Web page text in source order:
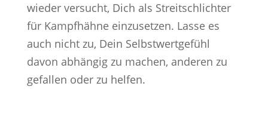
wieder versucht, Dich als Streitschlichter
für Kampfhähne einzusetzen. Lasse es
auch nicht zu, Dein Selbstwertgefühl
davon abhängig zu machen, anderen zu
gefallen oder zu helfen.